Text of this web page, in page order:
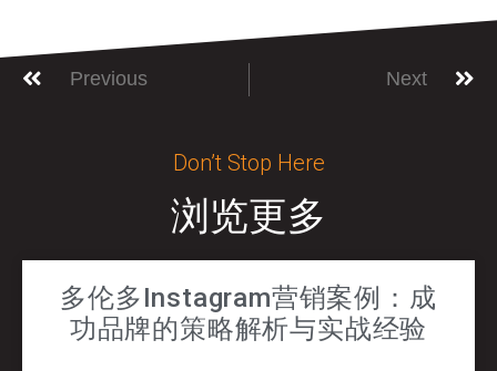
Previous Next
Don’t Stop Here
浏览更多
多伦多Instagram营销案例：成
功品牌的策略解析与实战经验